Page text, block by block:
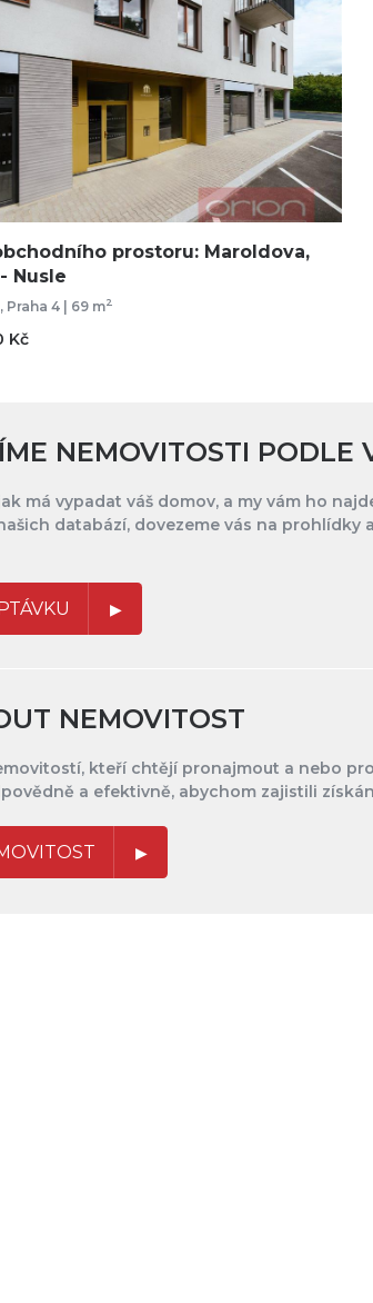
prostoru: Maroldova,
Nusle
4 | 69 m2
Kč
NEMOVITOSTI PODLE
má vypadat váš domov, a my vám ho
databází, dovezeme vás na prohlídky
NEMOVITOST
kteří chtějí pronajmout a nebo
a efektivně, abychom zajistili